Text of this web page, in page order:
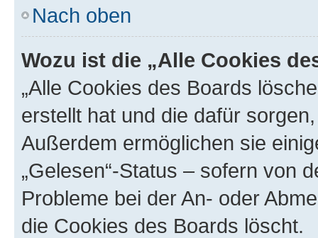
Nach oben
Wozu ist die „Alle Cookies
„Alle Cookies des Boards
erstellt hat und die dafür
Außerdem ermöglichen sie
„Gelesen“-Status – sofern von
Probleme bei der An- oder
die Cookies des Boards löscht.